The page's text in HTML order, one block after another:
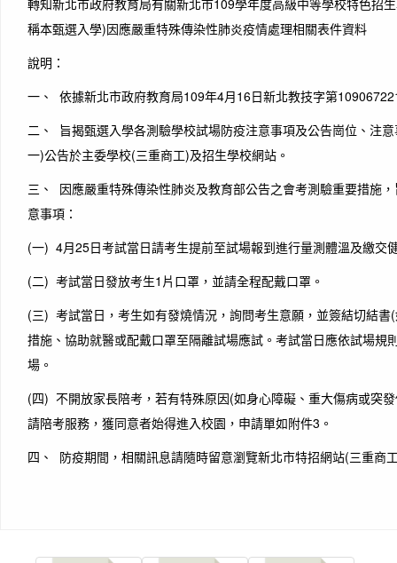
轉知新北市政府教育局有關新北市109學年度高級中等學校特色招
稱本甄選入學)因應嚴重特殊傳染性肺炎疫情處理相關表件資料
說明：
一、 依據新北市政府教育局109年4月16日新北教技字第
二、 旨揭甄選入學各測驗學校試場防疫注意事項及公告崗位、注
一)公告於主委學校(三重商工)及招生學校網站。
三、 因應嚴重特殊傳染性肺炎及教育部公告之會考測驗重要措施
意事項：
(一) 4月25日考試當日請考生提前至試場報到進行量測體溫及繳
(二) 考試當日發放考生1片口罩，並請全程配戴口罩。
(三) 考試當日，考生如有發燒情況，詢問考生意願，並簽結切結書
措施、協助就醫或配戴口罩至隔離試場應試。考試當日應依試場規
場。
(四) 不開放家長陪考，若有特殊原因(如身心障礙、重大傷病或突
請陪考服務，獲同意者始得進入校園，申請單如附件3。
四、 防疫期間，相關訊息請隨時留意瀏覽新北市特招網站(三重商